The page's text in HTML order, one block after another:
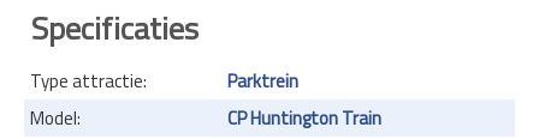
Specificaties
Type attractie:
Parktrein
Model:
CP Huntington Train